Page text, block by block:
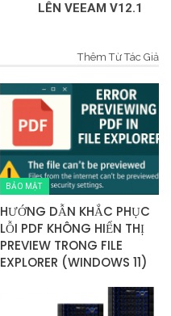
LÊN VEEAM V12.1
Thêm Từ Tác Giả
BẢO MẬT
HƯỚNG DẪN KHẮC PHỤC
LỖI PDF KHÔNG HIỂN THỊ
PREVIEW TRONG FILE
EXPLORER (WINDOWS 11)